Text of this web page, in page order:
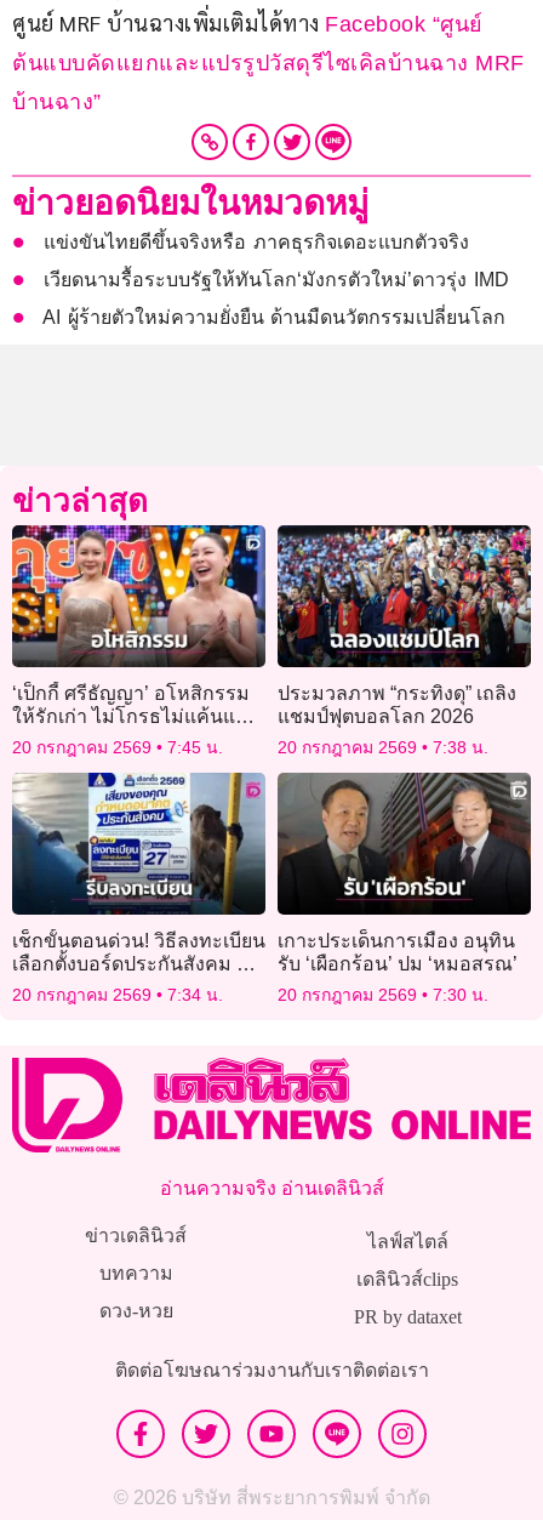
ศูนย์ MRF บ้านฉางเพิ่มเติมได้ทาง Facebook “ศูนย์
ต้นแบบคัดแยกและแปรรูปวัสดุรีไซเคิลบ้านฉาง MRF
บ้านฉาง”
ข่าวยอดนิยมในหมวดหมู่
แข่งขันไทยดีขึ้นจริงหรือ ภาคธุรกิจเดอะแบกตัวจริง
เวียดนามรื้อระบบรัฐให้ทันโลก‘มังกรตัวใหม่’ดาวรุ่ง IMD
AI ผู้ร้ายตัวใหม่ความยั่งยืน ด้านมืดนวัตกรรมเปลี่ยนโลก
ข่าวล่าสุด
‘เป็กกี้ ศรีธัญญา’ อโหสิกรรม
ให้รักเก่า ไม่โกรธไม่แค้นแล้ว
ด้าน ‘คิว’ ประกาศพร้อมแต่ง
20 กรกฎาคม 2569 7:45 น.
ประมวลภาพ “กระทิงดุ” เถลิง
แชมป์ฟุตบอลโลก 2026
20 กรกฎาคม 2569 7:38 น.
เช็กขั้นตอนด่วน! วิธีลงทะเบียน
เลือกตั้งบอร์ดประกันสังคม ยื่น
ง่าย 24 ชม. เตรียมเอกสารให้
พร้อมก่อนเสียสิทธิ!
20 กรกฎาคม 2569 7:34 น.
เกาะประเด็นการเมือง อนุทิน
รับ ‘เผือกร้อน’ ปม ‘หมอสรณ’
20 กรกฎาคม 2569 7:30 น.
อ่านความจริง อ่านเดลินิวส์
ข่าวเดลินิวส์
บทความ
ดวง-หวย
ไลฟ์สไตล์
เดลินิวส์clips
PR by dataxet
ติดต่อโฆษณาร่วมงานกับเราติดต่อเรา
© 2026 บริษัท สี่พระยาการพิมพ์ จำกัด